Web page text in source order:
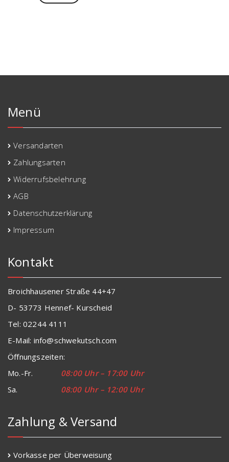
Menü
Versandarten
Zahlungsarten
Widerrufsbelehrung
AGB
Datenschutzerklärung
Impressum
Kontakt
Broichhausener Straße 44+47
D- 53773 Hennef- Kurscheid
Tel: 02244 4111
E-Mail: info@schwekutsch.com
Öffnungszeiten:
Mo.-Fr. 08:00 Uhr – 17:00 Uhr
Sa. 08:00 Uhr – 12:00 Uhr
Zahlung & Versand
Vorkasse per Überweisung